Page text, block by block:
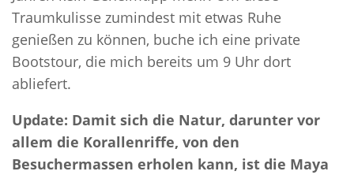
Traumkulisse zumindest mit etwas Ruhe
genießen zu können, buche ich eine private
Bootstour, die mich bereits um 9 Uhr dort
abliefert.
Update: Damit sich die Natur, darunter vor
allem die Korallenriffe, von den
Besuchermassen erholen kann, ist die Maya